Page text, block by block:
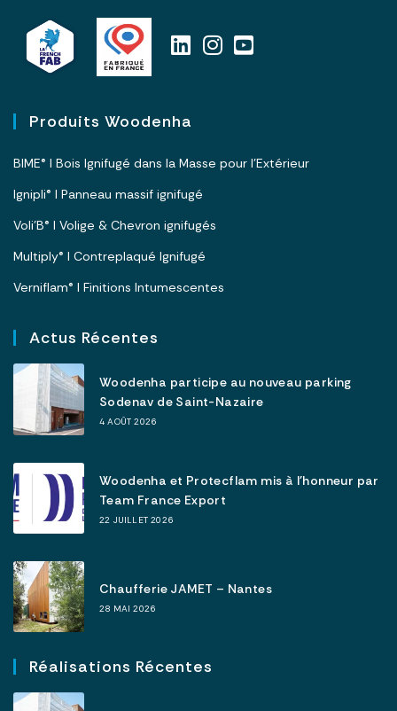
Produits Woodenha
BIME® I Bois Ignifugé dans la Masse pour l’Extérieur
Ignipli® I Panneau massif ignifugé
Voli’B® I Volige & Chevron ignifugés
Multiply® I Contreplaqué Ignifugé
Verniflam® I Finitions Intumescentes
Actus Récentes
Woodenha participe au nouveau parking
Sodenav de Saint-Nazaire
4 AOÛT 2026
Woodenha et Protecflam mis à l’honneur par
Team France Export
22 JUILLET 2026
Chaufferie JAMET – Nantes
28 MAI 2026
Réalisations Récentes